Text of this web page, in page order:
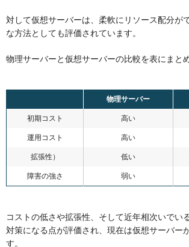
対して仮想サーバーは、柔軟にリソース配分が
な方法としても評価されています。
物理サーバーと仮想サーバーの比較を表にまと
物理サーバー
初期コスト 高い
運用コスト 高い
拡張性） 低い
障害の強さ 弱い
コストの低さや拡張性、そして近年相次いでい
対策になる点が評価され、現在は仮想サーバー
す。